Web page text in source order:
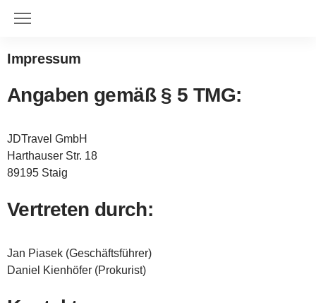
Impressum
Angaben gemäß § 5 TMG:
JDTravel GmbH
Harthauser Str. 18
89195 Staig
Vertreten durch:
Jan Piasek (Geschäftsführer)
Daniel Kienhöfer (Prokurist)